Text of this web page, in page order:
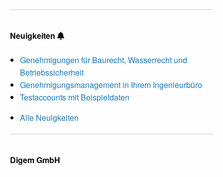
Neuigkeiten
Genehmigungen für Baurecht, Wasserrecht und
Betriebssicherheit
Genehmigungsmanagement in Ihrem Ingenieurbüro
Testaccounts mit Beispieldaten
Alle Neuigkeiten
Digem GmbH